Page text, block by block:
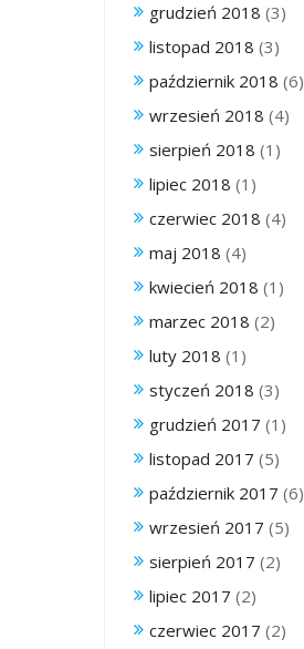
grudzień 2018 (3)
listopad 2018 (3)
październik 2018 (6)
wrzesień 2018 (4)
sierpień 2018 (1)
lipiec 2018 (1)
czerwiec 2018 (4)
maj 2018 (4)
kwiecień 2018 (1)
marzec 2018 (2)
luty 2018 (1)
styczeń 2018 (3)
grudzień 2017 (1)
listopad 2017 (5)
październik 2017 (6)
wrzesień 2017 (5)
sierpień 2017 (2)
lipiec 2017 (2)
czerwiec 2017 (2)